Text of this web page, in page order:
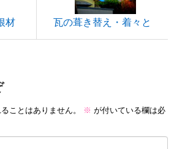
材 瓦の葺き替え・着々と
ことはありません。 ※ が付いている欄は必